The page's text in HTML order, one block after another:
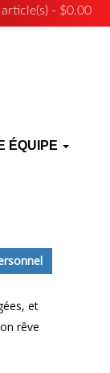
- $0.00
ÉQUIPE
et
rêve